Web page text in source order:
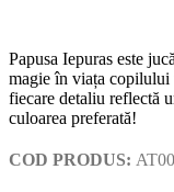
Papusa Iepuras este
magie în viața copilului
fiecare detaliu reflectă
culoarea preferată!
COD PRODUS: